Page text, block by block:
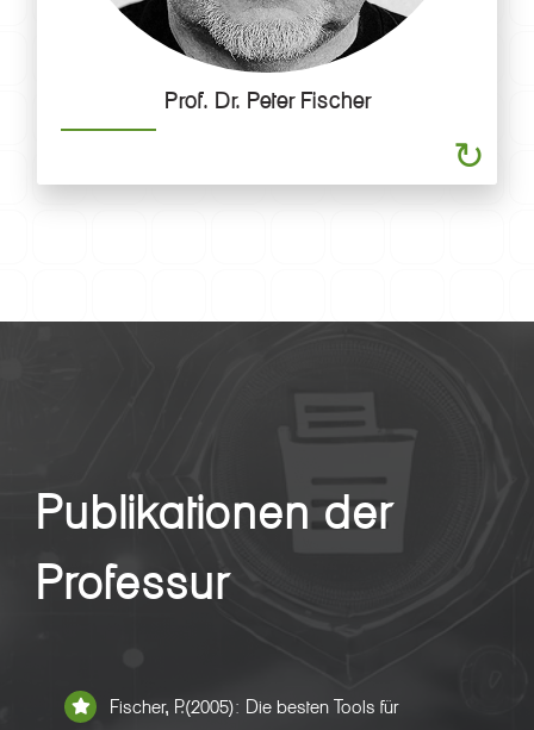
Prof. Dr. Peter Fischer
Publikationen der
Professur
Fischer, P.(2005): Die besten Tools für